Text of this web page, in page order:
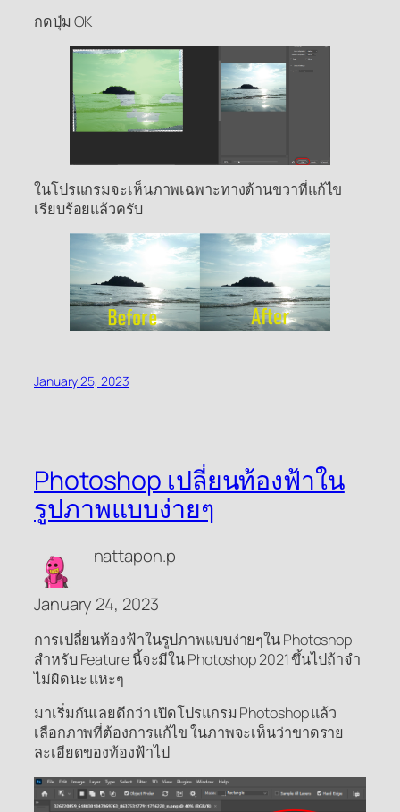
กดปุ่ม OK
ในโปรแกรมจะเห็นภาพเฉพาะทางด้านขวาที่แก้ไข
เรียบร้อยแล้วครับ
January 25, 2023
Photoshop เปลี่ยนท้องฟ้าใน
รูปภาพแบบง่ายๆ
nattapon.p
January 24, 2023
การเปลี่ยนท้องฟ้าในรูปภาพแบบง่ายๆใน Photoshop
สำหรับ Feature นี้จะมีใน Photoshop 2021 ขึ้นไปถ้าจำ
ไม่ผิดนะ แหะๆ
มาเริ่มกันเลยดีกว่า เปิดโปรแกรม Photoshop แล้ว
เลือกภาพที่ต้องการแก้ไข ในภาพจะเห็นว่าขาดราย
ละเอียดของท้องฟ้าไป